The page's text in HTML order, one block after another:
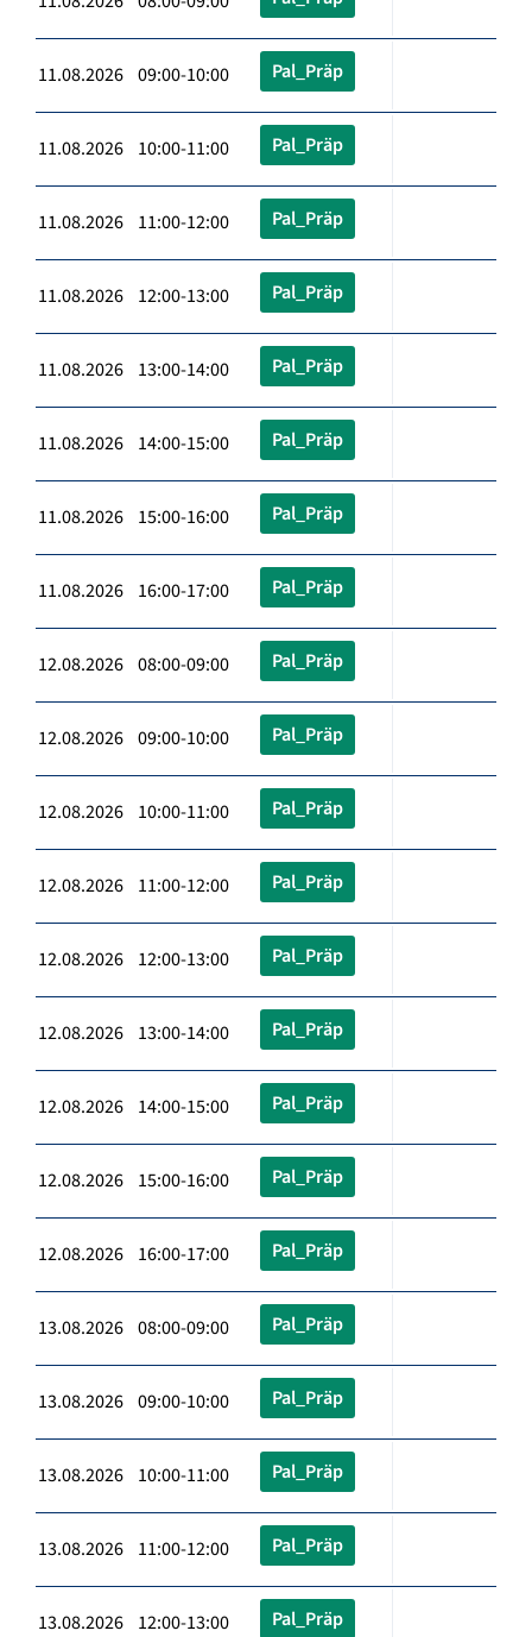
11.08.2026 09:00-10:00 Pal_Präp
11.08.2026 10:00-11:00 Pal_Präp
11.08.2026 11:00-12:00 Pal_Präp
11.08.2026 12:00-13:00 Pal_Präp
11.08.2026 13:00-14:00 Pal_Präp
11.08.2026 14:00-15:00 Pal_Präp
11.08.2026 15:00-16:00 Pal_Präp
11.08.2026 16:00-17:00 Pal_Präp
12.08.2026 08:00-09:00 Pal_Präp
12.08.2026 09:00-10:00 Pal_Präp
12.08.2026 10:00-11:00 Pal_Präp
12.08.2026 11:00-12:00 Pal_Präp
12.08.2026 12:00-13:00 Pal_Präp
12.08.2026 13:00-14:00 Pal_Präp
12.08.2026 14:00-15:00 Pal_Präp
12.08.2026 15:00-16:00 Pal_Präp
12.08.2026 16:00-17:00 Pal_Präp
13.08.2026 08:00-09:00 Pal_Präp
13.08.2026 09:00-10:00 Pal_Präp
13.08.2026 10:00-11:00 Pal_Präp
13.08.2026 11:00-12:00 Pal_Präp
13.08.2026 12:00-13:00 Pal_Präp